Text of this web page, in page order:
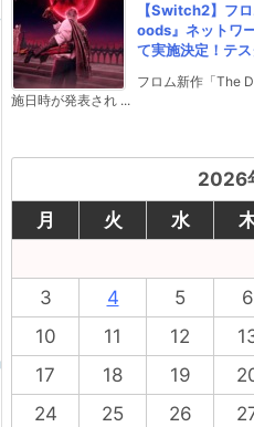
【Switch2】フ
oods』ネットワ
て実施決定！テ
フロム新作「The
施日時が発表され ...
2026
月
火 水
3
4 5 6
10
11 12
17
18 19
24
25 26